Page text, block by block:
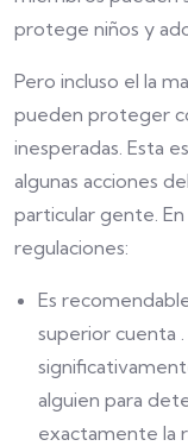
protege niños y
Pero incluso el la
pueden proteger
inesperadas. Esta
algunas acciones
particular gente.
regulaciones:
Es
superior cuenta
alguien para
exactamente la